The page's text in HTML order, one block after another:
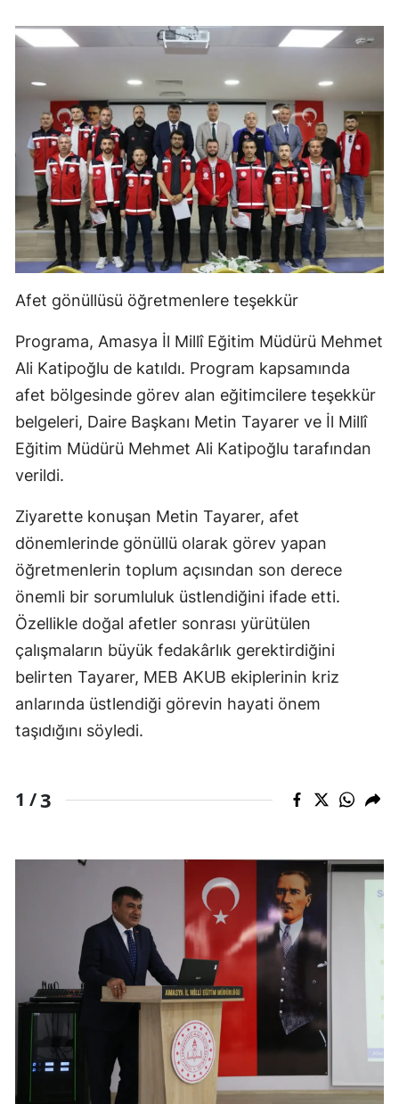
Afet gönüllüsü öğretmenlere teşekkür
Programa, Amasya İl Millî Eğitim Müdürü Mehmet
Ali Katipoğlu de katıldı. Program kapsamında
afet bölgesinde görev alan eğitimcilere teşekkür
belgeleri, Daire Başkanı Metin Tayarer ve İl Millî
Eğitim Müdürü Mehmet Ali Katipoğlu tarafından
verildi.
Ziyarette konuşan Metin Tayarer, afet
dönemlerinde gönüllü olarak görev yapan
öğretmenlerin toplum açısından son derece
önemli bir sorumluluk üstlendiğini ifade etti.
Özellikle doğal afetler sonrası yürütülen
çalışmaların büyük fedakârlık gerektirdiğini
belirten Tayarer, MEB AKUB ekiplerinin kriz
anlarında üstlendiği görevin hayati önem
taşıdığını söyledi.
1 /3